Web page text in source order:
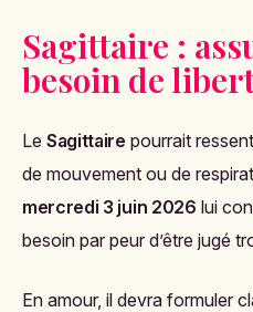
Sagittaire :
besoin de
Le Sagittaire pourrait
de mouvement ou de
mercredi 3 juin 2026 lui
besoin par peur d’être jugé
En amour, il devra formuler